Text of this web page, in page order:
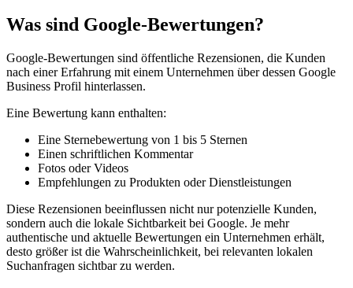
Was sind Google-Bewertungen?
Google-Bewertungen sind öffentliche Rezensionen, die Kunden
nach einer Erfahrung mit einem Unternehmen über dessen Google
Business Profil hinterlassen.
Eine Bewertung kann enthalten:
Eine Sternebewertung von 1 bis 5 Sternen
Einen schriftlichen Kommentar
Fotos oder Videos
Empfehlungen zu Produkten oder Dienstleistungen
Diese Rezensionen beeinflussen nicht nur potenzielle Kunden,
sondern auch die lokale Sichtbarkeit bei Google. Je mehr
authentische und aktuelle Bewertungen ein Unternehmen erhält,
desto größer ist die Wahrscheinlichkeit, bei relevanten lokalen
Suchanfragen sichtbar zu werden.